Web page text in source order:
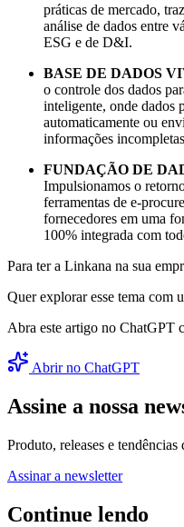
práticas de mercado,
análise de dados entre
ESG e de D&I.
BASE DE DADOS
o controle dos dados
inteligente, onde dados
automaticamente ou
informações
FUNDAÇÃO DE
Impulsionamos o
ferramentas de e-
fornecedores em uma
100% integrada com
Para ter a Linkana na sua
Quer explorar esse tema com
Abra este artigo no ChatGPT
Abrir no ChatGPT
Assine a nossa
Produto, releases e
Assinar a newsletter
Continue lendo